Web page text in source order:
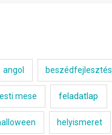
angol beszédfejlesztés
esti mese feladatlap
helyismeret